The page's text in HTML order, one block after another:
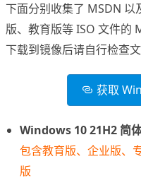
下面分别收集了 MSDN 以
版、教育版等 ISO 文件的
下载到镜像后请自行检查文
获取
Windows 10 21H2 简
包含教育版、企业版、
版